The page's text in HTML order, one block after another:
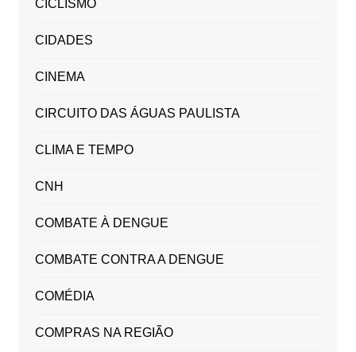
CICLISMO
CIDADES
CINEMA
CIRCUITO DAS ÁGUAS PAULISTA
CLIMA E TEMPO
CNH
COMBATE À DENGUE
COMBATE CONTRA A DENGUE
COMÉDIA
COMPRAS NA REGIÃO